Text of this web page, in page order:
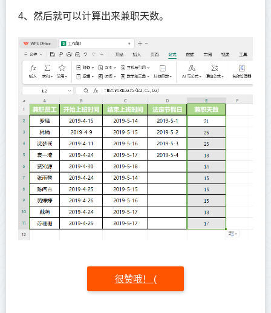
4、然后就可以计算出来兼职天数。
很赞哦！ (